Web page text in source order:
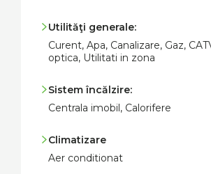
Utilităţi generale:
Curent, Apa, Canalizare, Gaz,
optica, Utilitati in zona
Sistem încălzire:
Centrala imobil, Calorifere
Climatizare
Aer conditionat